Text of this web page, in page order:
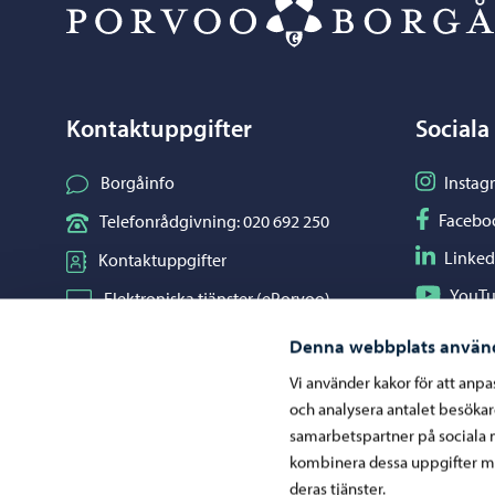
Denna webbplats
Vi använder kakor för att
och analysera antalet
samarbetspartner på sociala
kombinera dessa uppgifter
deras tjänster.
Kontaktuppgifter
Borgåinfo
Telefonrådgivning: 020 692 250
Kontaktuppgifter
Elektroniska tjänster (ePorvoo)
Kartor och lägesinformation
Följ på
Följ på
Följ på
Följ på